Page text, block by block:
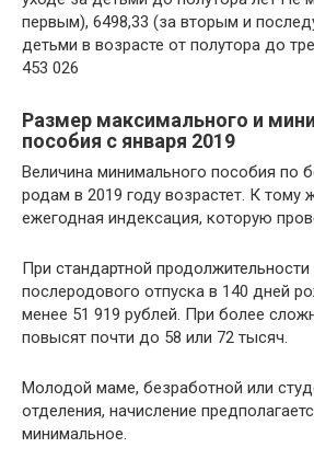
первым), 6498,33 (за вторым и
детьми в возрасте от полутора до
453 026
Размер максимального и
пособия с января 2019
Величина минимального пособия по
родам в 2019 году возрастет. К тому
ежегодная индексация, которую
При стандартной
послеродового отпуска в 140 дней
менее 51 919 рублей. При более
повысят почти до 58 или 72 тысяч.
Молодой маме, безработной или
отделения, начисление
минимальное.